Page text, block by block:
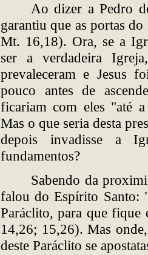
Ao dizer a Pedro
garantiu que as portas
Mt. 16,18). Ora, se a
ser a verdadeira
prevaleceram e Jesus
pouco antes de
ficariam com eles "até
Mas o que seria desta
depois invadisse a
fundamentos?
Sabendo da
falou do Espírito Santo:
Paráclito, para que fique
14,26; 15,26). Mas
deste Paráclito se